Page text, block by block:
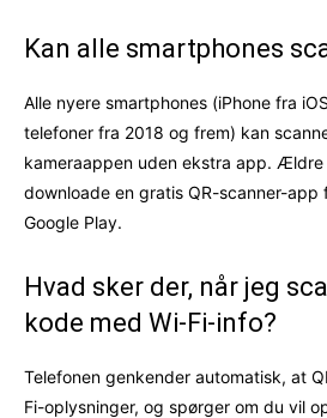
Kan alle smartphones
Alle nyere smartphones (iPhone fra
telefoner fra 2018 og frem) kan
kameraappen uden ekstra app. Ældre
downloade en gratis QR-scanner-app
Google Play.
Hvad sker der, når jeg
kode med Wi-Fi-info?
Telefonen genkender automatisk, at
Fi-oplysninger, og spørger om du vil